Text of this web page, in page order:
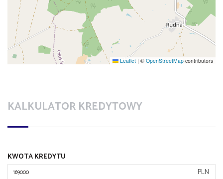
Leaflet | © OpenStreetMap contributors
KALKULATOR KREDYTOWY
KWOTA KREDYTU
PLN